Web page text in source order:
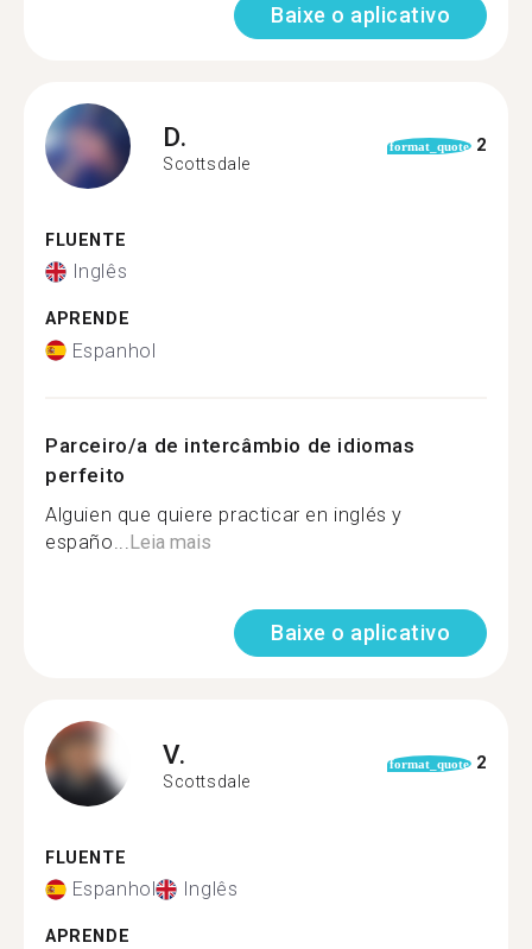
Baixe o aplicativo
D.
Scottsdale
format_quote 2
FLUENTE
Inglês
APRENDE
Espanhol
Parceiro/a de intercâmbio de idiomas
perfeito
Alguien que quiere practicar en inglés y
españo... Leia mais
Baixe o aplicativo
V.
Scottsdale
format_quote 2
FLUENTE
Espanhol Inglês
APRENDE